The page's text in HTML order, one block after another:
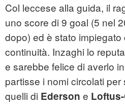
Col leccese alla guida, il
uno score di 9 goal (5 nel
dopo) ed è stato
continuità. Inzaghi lo
e sarebbe felice di averlo
partisse i nomi circolati
quelli di Ederson e